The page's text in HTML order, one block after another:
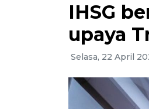
IHSG
upaya
Selasa, 22 April